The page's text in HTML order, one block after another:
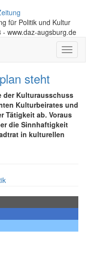
für Politik und Kultur
www.daz-augsburg.de
Toggle
steht
der Kulturausschuss
Kulturbeirates und
Tätigkeit ab. Voraus
die Sinnhaftigkeit
in kulturellen